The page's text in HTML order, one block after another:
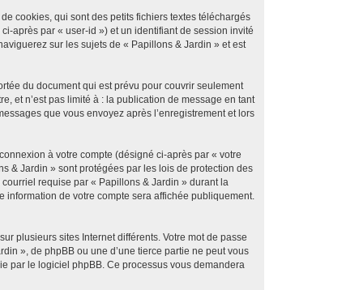
cookies, qui sont des petits fichiers textes téléchargés
après par « user-id ») et un identifiant de session invité
sur les sujets de « Papillons & Jardin » et est
du document qui est prévu pour couvrir seulement
et n’est pas limité à : la publication de message en tant
que vous envoyez après l’enregistrement et lors
à votre compte (désigné ci-après par « votre
& Jardin » sont protégées par les lois de protection des
requise par « Papillons & Jardin » durant la
information de votre compte sera affichée publiquement.
plusieurs sites Internet différents. Votre mot de passe
», de phpBB ou une d’une tierce partie ne peut vous
par le logiciel phpBB. Ce processus vous demandera